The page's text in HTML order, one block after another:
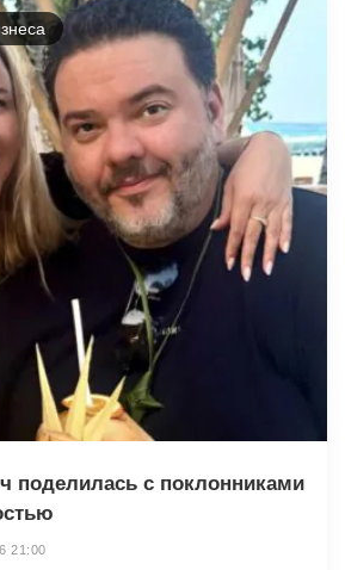
поделилась с поклонниками
21:00